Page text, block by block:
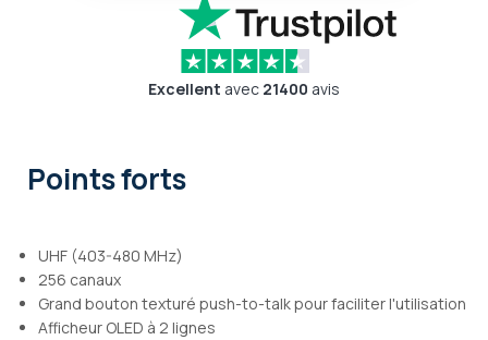
Excellent avec 21400 avis
Points forts
UHF (403-480 MHz)
256 canaux
Grand bouton texturé push-to-talk pour faciliter l'utilisation
Afficheur OLED à 2 lignes